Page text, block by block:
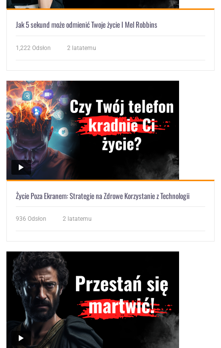
Jak 5 sekund może odmienić Twoje życie I Mel Robbins
1,222 Odsłon 2 latatemu
Życie Poza Ekranem: Strategie na Zdrowe Korzystanie z Technologii
936 Odsłon 2 latatemu